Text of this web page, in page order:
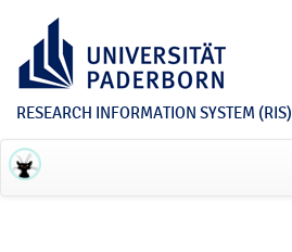
RESEARCH INFORMATION SYSTEM (RIS)